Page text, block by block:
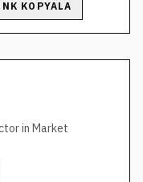
KOPYALA
in Market